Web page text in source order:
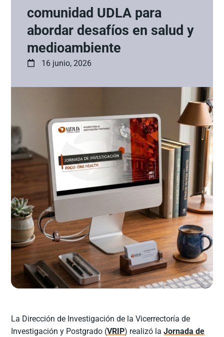
comunidad UDLA para
abordar desafíos en salud y
medioambiente
16 junio, 2026
La Dirección de Investigación de la Vicerrectoría de
Investigación y Postgrado (VRIP) realizó laJornada de